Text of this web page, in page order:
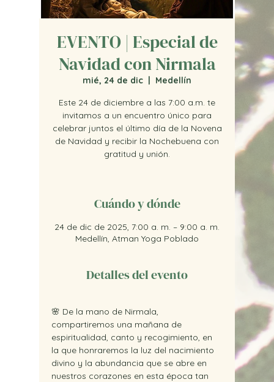
EVENTO | Especial de
Navidad con Nirmala
mié, 24 de dic
  |
Medellín
Este 24 de diciembre a las 7:00 a.m. te
invitamos a un encuentro único para
celebrar juntos el último día de la Novena
de Navidad y recibir la Nochebuena con
gratitud y unión.
Cuándo y dónde
24 de dic de 2025, 7:00 a. m. – 9:00 a. m.
Medellín, Atman Yoga Poblado
Detalles del evento
🌸 De la mano de Nirmala,
compartiremos una mañana de
espiritualidad, canto y recogimiento, en
la que honraremos la luz del nacimiento
divino y la abundancia que se abre en
nuestros corazones en esta época tan